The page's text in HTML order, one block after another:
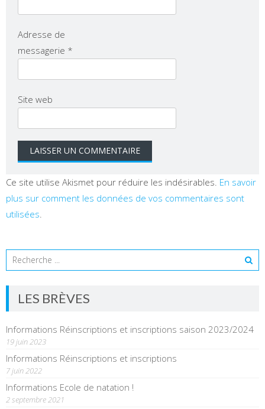
Adresse de
messagerie *
Site web
Ce site utilise Akismet pour réduire les indésirables. En savoir
plus sur comment les données de vos commentaires sont
utilisées
LES BRÈVES
Informations Réinscriptions et inscriptions saison 2023/2024
19 juin 2023
Informations Réinscriptions et inscriptions
7 juin 2022
Informations Ecole de natation !
2 septembre 2021